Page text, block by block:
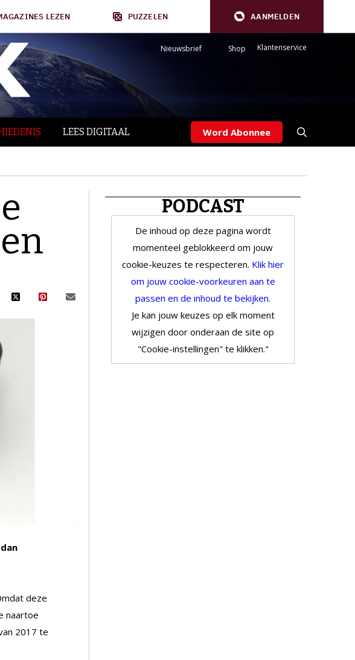
LEZEN PUZZELEN AANMELDEN
Nieuwsbrief Shop Klantenservice
LEES DIGITAAL Word Abonnee
deze
naartoe
2017 te
PODCAST
De inhoud op deze pagina wordt
momenteel geblokkeerd om jouw
cookie-keuzes te respecteren. Klik hier
om jouw cookie-voorkeuren aan te
passen en de inhoud te bekijken.
Je kan jouw keuzes op elk moment
wijzigen door onderaan de site op
"Cookie-instellingen" te klikken."